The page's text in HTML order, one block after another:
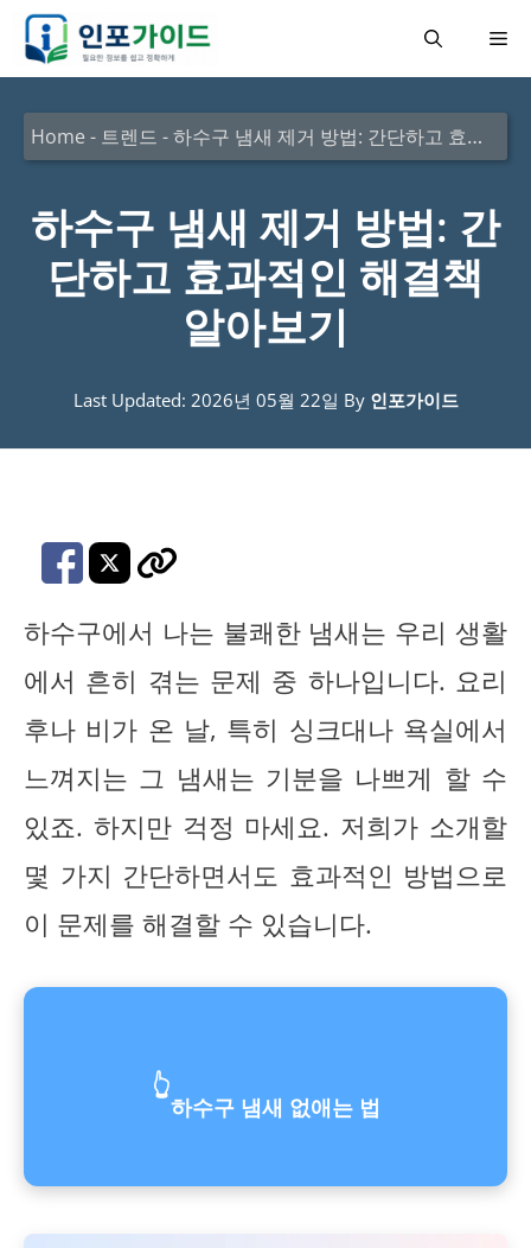
메
Home - 트렌드 -하수구 냄새 제거 방법: 간단하고 효과적인 해결책 알아보기
하수구 냄새 제거 방법: 간
단하고 효과적인 해결책
알아보기
Last Updated: 2026년 05월 22일 By 인포가이드
하수구에서 나는 불쾌한 냄새는 우리 생활
에서 흔히 겪는 문제 중 하나입니다. 요리
후나 비가 온 날, 특히 싱크대나 욕실에서
느껴지는 그 냄새는 기분을 나쁘게 할 수
있죠. 하지만 걱정 마세요. 저희가 소개할
몇 가지 간단하면서도 효과적인 방법으로
이 문제를 해결할 수 있습니다.
👆
하수구 냄새 없애는 법